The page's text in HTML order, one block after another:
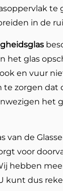
in de
het glas
en vuur
te zorgen
het
van de
voor
hebben
kunt dus